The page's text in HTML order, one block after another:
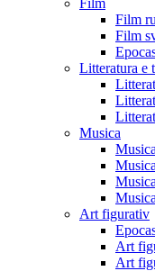
Film
Film
Film
Litteratura e
Musica
Art figurativ
Art
Art